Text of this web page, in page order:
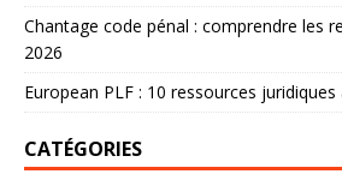
Chantage code pénal : comprendre les
2026
European PLF : 10 ressources
CATÉGORIES